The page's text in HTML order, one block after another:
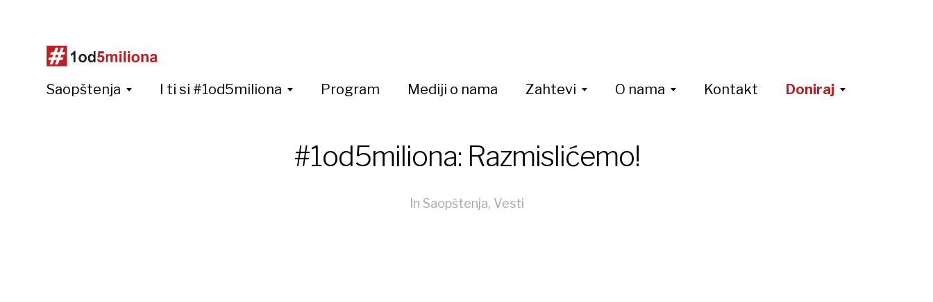
Saopštenja I ti si #1od5miliona Program Mediji o nama Zahtevi O nama Kontakt Doniraj
#1od5miliona: Razmislićemo!
In Saopštenja, Vesti